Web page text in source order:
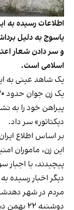
اطلاعات رسیده به
یاسوج به دلیل
و سر دادن شعار
اسلامی است.
پیراهن خود را به
دیکتاتور» سر داد.
بر اساس اطلاع
این زن، ماموران
پیچیدند، با اجبار
دیگر اخبار رسیده
مردم در شهر
دوشنبه